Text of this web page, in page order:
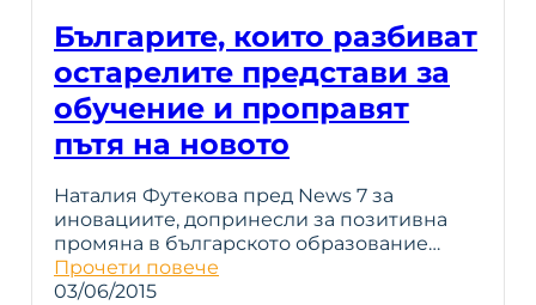
Българите, които разбиват
остарелите представи за
обучение и проправят
пътя на новото
Наталия Футекова пред News 7 за
иновациите, допринесли за позитивна
промяна в българското образование…
Прочети повече
03/06/2015